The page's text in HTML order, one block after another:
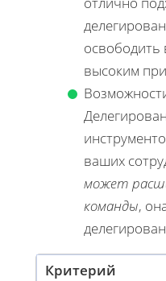
освободить
высоким
ваших
может
команды,
Критерий